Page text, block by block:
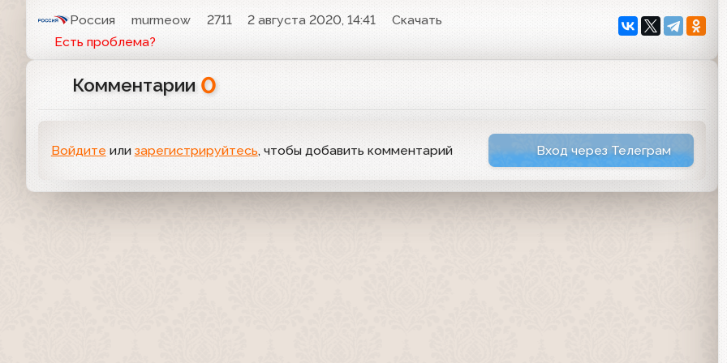
Россия murmeow 2711 2 августа 2020, 14:41
Скачать
Есть проблема?
Комментарии 0
Войдите или зарегистрируйтесь, чтобы добавить комментарий Вход через Телеграм